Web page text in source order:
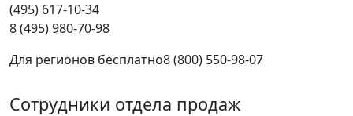
(495) 617-10-34
8 (495) 980-70-98
Для регионов бесплатно8 (800) 550-98-07
Сотрудники отдела продаж